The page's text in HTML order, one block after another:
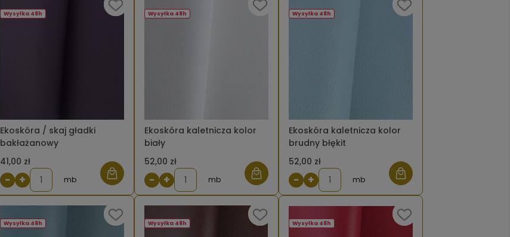
Ekoskóra / skaj gładki
bakłażanowy
41,00 zł
Wysyłka 48h
− + mb
Ekoskóra kaletnicza kolor
biały
52,00 zł
Wysyłka 48h
− + mb
Ekoskóra kaletnicza kolor
brudny błękit
52,00 zł
Wysyłka 48h
− + mb
Wysyłka 48h Wysyłka 48h Wysyłka 48h